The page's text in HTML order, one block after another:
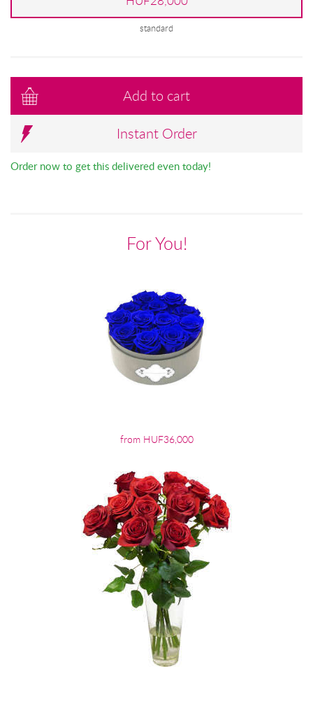
standard
Add to cart
Instant Order
Order now to get this delivered even today!
For You!
from HUF36,000